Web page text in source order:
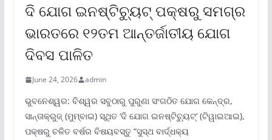
ଦି ଯୋଗ ଇନଷ୍ଟିଚ୍ୟୁଟ୍ ପକ୍ଷରୁ ସମଗ୍ର
ଭାରତରେ ୧୨ତମ ଆନ୍ତର୍ଜାତୀୟ ଯୋଗ
ଦିବସ ପାଳିତ
June 24, 2026 admin
ଭୁବନେଶ୍ୱର: ବିଶ୍ୱର ସବୁଠାରୁ ପୁରୁଣା ସଂଗଠିତ ଯୋଗ କେନ୍ଦ୍ର,
ସାନ୍ତାକ୍ରୁଜ୍ (ମୁମ୍ବାଇ) ସ୍ଥିତ ‘ଦି ଯୋଗ ଇନଷ୍ଟିଚ୍ୟୁଟ୍‌’ (ଟିୱାଇଆଇ),
ପକ୍ଷରୁ ଚଳିତ ବର୍ଷର ବିଷୟବସ୍ତୁ “ସୁସ୍ଥ ବାର୍ଦ୍ଧକ୍ୟ